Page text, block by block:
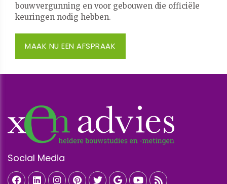
bouwvergunning en voor gebouwen die officiële
keuringen nodig hebben.
MAAK NU EEN AFSPRAAK
Social Media